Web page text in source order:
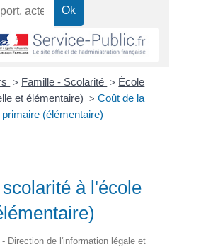
> Famille - Scolarité > École
et élémentaire) > Coût de la
(élémentaire)
à l'école
Direction de l'information légale et